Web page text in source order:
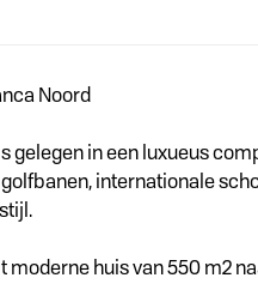
Noord
gelegen in een luxueus
internationale
moderne huis van 550 m2